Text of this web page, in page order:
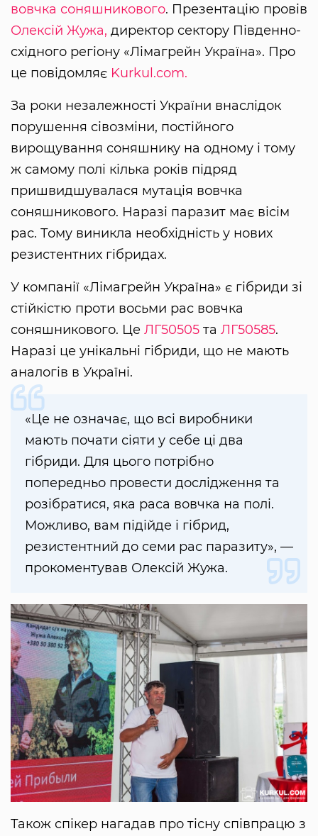
вовчка соняшникового. Презентацію провів
Олексій Жужа, директор сектору Південно-
східного регіону «Лімагрейн Україна». Про
це повідомляє Kurkul.com.
За роки незалежності України внаслідок
порушення сівозміни, постійного
вирощування соняшнику на одному і тому
ж самому полі кілька років підряд
пришвидшувалася мутація вовчка
соняшникового. Наразі паразит має вісім
рас. Тому виникла необхідність у нових
резистентних гібридах.
У компанії «Лімагрейн Україна» є гібриди зі
стійкістю проти восьми рас вовчка
соняшникового. Це ЛГ50505 та ЛГ50585.
Наразі це унікальні гібриди, що не мають
аналогів в Україні.
«Це не означає, що всі виробники
мають почати сіяти у себе ці два
гібриди. Для цього потрібно
попередньо провести дослідження та
розібратися, яка раса вовчка на полі.
Можливо, вам підійде і гібрид,
резистентний до семи рас паразиту», —
прокоментував Олексій Жужа.
Також спікер нагадав про тісну співпрацю з